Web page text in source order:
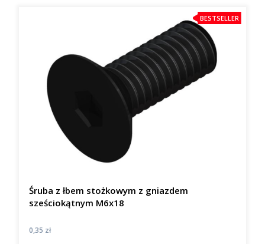
BESTSELLER
Śruba z łbem stożkowym z gniazdem
sześciokątnym M6x18
Cena
0,35 zł